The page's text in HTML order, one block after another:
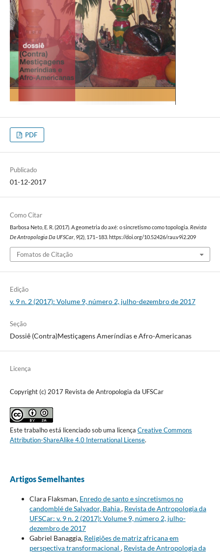
PDF
Publicado
01-12-2017
Como Citar
Barbosa Neto, E. R. (2017). A geometria do axé: o sincretismo como topologia. Revista
De Antropologia Da UFSCar, 9(2), 171–183. https://doi.org/10.52426/rau.v9i2.209
Fomatos de Citação
Edição
v. 9 n. 2 (2017): Volume 9, número 2, julho-dezembro de 2017
Seção
Dossiê (Contra)Mestiçagens Ameríndias e Afro-Americanas
Licença
Copyright (c) 2017 Revista de Antropologia da UFSCar
Este trabalho está licenciado sob uma licença Creative Commons
Attribution-ShareAlike 4.0 International License.
Artigos Semelhantes
Clara Flaksman, Enredo de santo e sincretismos no
candomblé de Salvador, Bahia, Revista de Antropologia da
UFSCar: v. 9 n. 2 (2017): Volume 9, número 2, julho-
dezembro de 2017
Gabriel Banaggia, Religiões de matriz africana em
perspectiva transformacional , Revista de Antropologia da